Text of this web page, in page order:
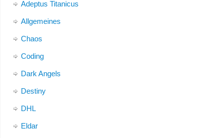
Adeptus Titanicus
Allgemeines
Chaos
Coding
Dark Angels
Destiny
DHL
Eldar